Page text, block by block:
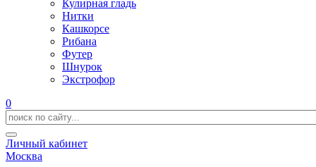
Кулирная гладь
Нитки
Кашкорсе
Рибана
Футер
Шнурок
Экстрофор
0
Личный кабинет
Москва